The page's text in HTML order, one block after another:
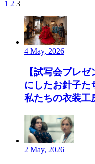
1 2 3
4 May, 2026
【試写会プレ
にしたお針子た
私たちの衣装工
2 May, 2026